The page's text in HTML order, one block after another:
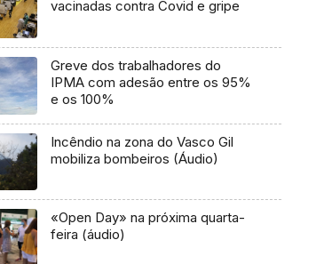
vacinadas contra Covid e gripe
Greve dos trabalhadores do
IPMA com adesão entre os 95%
e os 100%
Incêndio na zona do Vasco Gil
mobiliza bombeiros (Áudio)
«Open Day» na próxima quarta-
feira (áudio)